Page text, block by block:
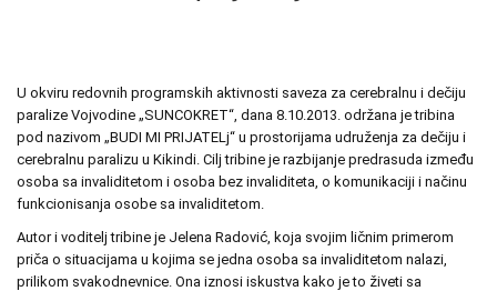
U okviru redovnih programskih aktivnosti saveza za cerebralnu i dečiju
paralize Vojvodine „SUNCOKRET“, dana 8.10.2013. održana je tribina
pod nazivom „BUDI MI PRIJATELj“ u prostorijama udruženja za dečiju i
cerebralnu paralizu u Kikindi. Cilj tribine je razbijanje predrasuda između
osoba sa invaliditetom i osoba bez invaliditeta, o komunikaciji i načinu
funkcionisanja osobe sa invaliditetom.
Autor i voditelj tribine je Jelena Radović, koja svojim ličnim primerom
priča o situacijama u kojima se jedna osoba sa invaliditetom nalazi,
prilikom svakodnevnice. Ona iznosi iskustva kako je to živeti sa